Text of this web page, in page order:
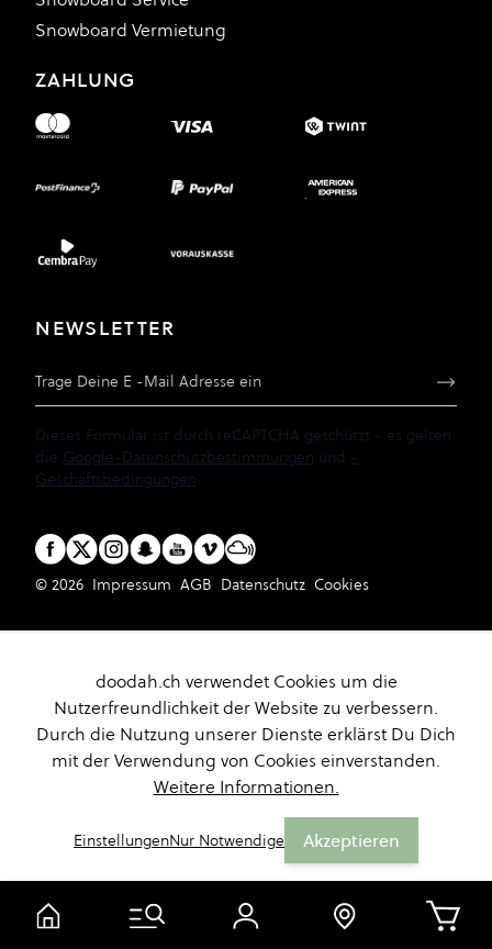
Snowboard Vermietung
ZAHLUNG
NEWSLETTER
Dieses Formular ist durch reCAPTCHA geschützt - es gelten
die Google-Datenschutzbestimmungen und -
Geschäftsbedingungen.
© 2026 Impressum AGB Datenschutz Cookies
doodah.ch verwendet Cookies um die
Nutzerfreundlichkeit der Website zu verbessern.
Durch die Nutzung unserer Dienste erklärst Du Dich
mit der Verwendung von Cookies einverstanden.
Weitere Informationen.
EinstellungenNur Notwendige Akzeptieren